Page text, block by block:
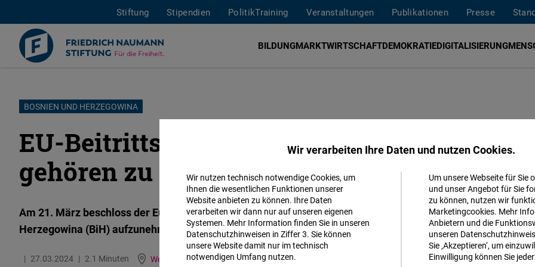
Direkt
Inhalt
Stiftung Stipendien PolitikTraining Veranstaltungen Publikationen Presse
BILDUNGMARKTWIRTSCHAFTDEMOKRATIEDIGITALISIERUNG
BOSNIEN UND HERZEGOWINA
EU-Beitrittsverhandlungen: Wir
gehören zu Europa!
Am 21. März beschloss der Europäische Rat, Beitrittsverhandlungen mit Bosnien und
Herzegowina (BiH) aufzunehmen.
27.03.2024 2.1 Minuten Western Balkans Englisch
Wir verarbeiten Ihre Daten und nutzen Cookies.
Wir nutzen technisch notwendige Cookies, um
Ihnen die wesentlichen Funktionen unserer
Website anbieten zu können. Ihre Daten
verarbeiten wir dann nur auf unseren eigenen
Systemen. Mehr Information finden Sie in unseren
Datenschutzhinweisen in Ziffer 3. Sie können
unsere Website damit nur im technisch
notwendigen Umfang nutzen.
Um unsere Webseite für Sie
und unser Angebot für Sie
zu können, nutzen wir
Marketingcookies. Mehr
Anbietern und die
unseren
Sie ‚Akzeptieren‘, um
Einwilligung können Sie
Matomo
Facebook
Embed
Akzeptieren